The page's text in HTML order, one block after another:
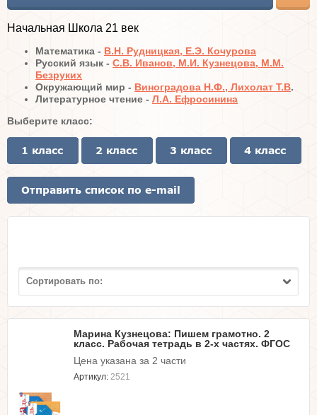
Начальная Школа 21 век
Математика - В.Н. Рудницкая, Е.Э. Кочурова
Русский язык - С.В. Иванов, М.И. Кузнецова, М.М.
Безруких
Окружающий мир - Виноградова Н.Ф., Лихолат Т.В.
Литературное чтение - Л.А. Ефросинина
Выберите класс:
Сортировать по:
Марина Кузнецова: Пишем грамотно. 2
класс. Рабочая тетрадь в 2-х частях. ФГОС
Цена указана за 2 части
Артикул: 2521